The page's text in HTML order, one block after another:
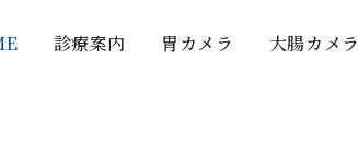
診療案内 胃カメラ 大腸カメラ